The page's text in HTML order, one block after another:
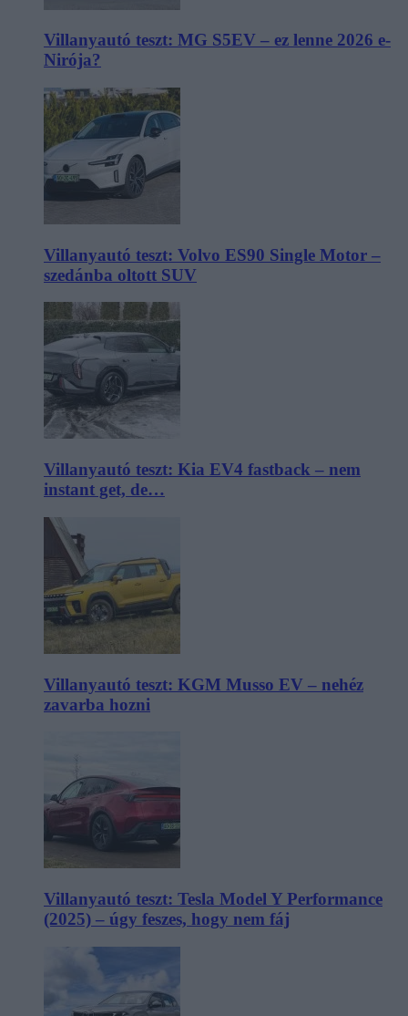
Villanyautó teszt: MG S5EV – ez lenne 2026 e-
Nirója?
Villanyautó teszt: Volvo ES90 Single Motor –
szedánba oltott SUV
Villanyautó teszt: Kia EV4 fastback – nem
instant get, de…
Villanyautó teszt: KGM Musso EV – nehéz
zavarba hozni
Villanyautó teszt: Tesla Model Y Performance
(2025) – úgy feszes, hogy nem fáj